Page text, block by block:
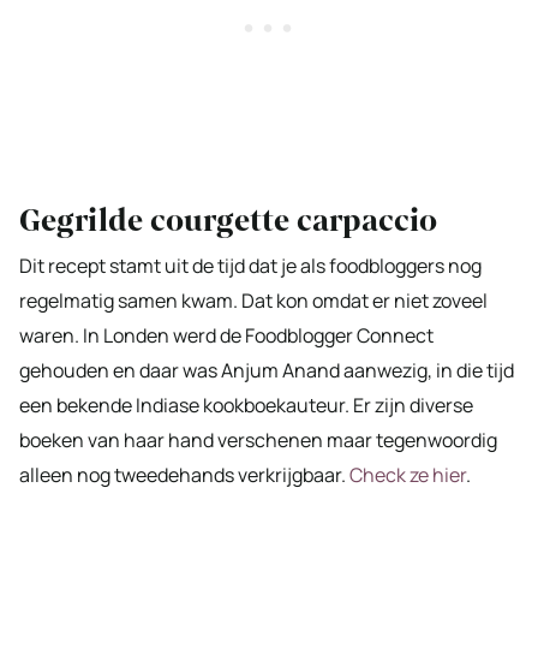
Gegrilde courgette carpaccio
Dit recept stamt uit de tijd dat je als foodbloggers nog
regelmatig samen kwam. Dat kon omdat er niet zoveel
waren. In Londen werd de Foodblogger Connect
gehouden en daar was Anjum Anand aanwezig, in die tijd
een bekende Indiase kookboekauteur. Er zijn diverse
boeken van haar hand verschenen maar tegenwoordig
alleen nog tweedehands verkrijgbaar.Check ze hier.